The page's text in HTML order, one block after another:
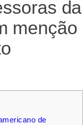
da
menção
de